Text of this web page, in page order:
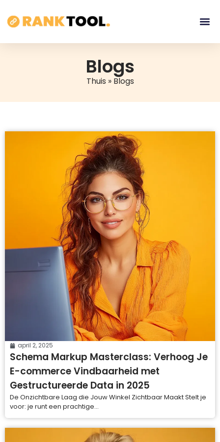
Blogs
Thuis » Blogs
april 2, 2025
Schema Markup Masterclass: Verhoog Je
E-commerce Vindbaarheid met
Gestructureerde Data in 2025
De Onzichtbare Laag die Jouw Winkel Zichtbaar Maakt Stelt je
voor: je runt een prachtige...